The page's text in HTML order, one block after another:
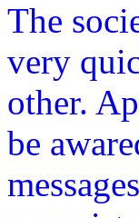
The
very
other.
be